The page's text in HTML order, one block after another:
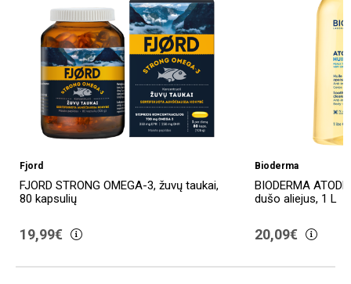
Fjord
FJORD STRONG OMEGA-3, žuvų taukai,
80 kapsulių
19,99€
Bioderma
BIODERMA
dušo aliejus, 1 L
20,09€